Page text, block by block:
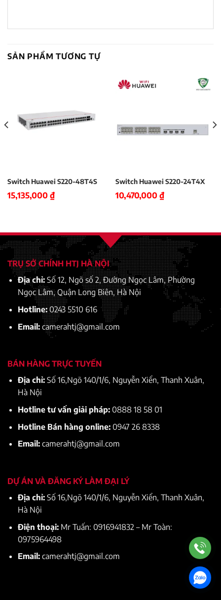
SẢN PHẨM TƯƠNG TỰ
Switch Huawei S220-48T4S
15,135,000₫
Switch Huawei S220-24T4X
10,470,000₫
TRỤ SỞ CHÍNH HTJ HÀ NỘI
Địa chỉ:Số 12, Ngõ số 2, Đường Ngọc Lâm, Phường
Ngọc Lâm, Quận Long Biên, Hà Nội
Hotline:0243 5510 616
Email:camerahtj@gmail.com
BÁN HÀNG TRỰC TUYẾN
Địa chỉ:Số 16,Ngõ 140/1/6, Nguyễn Xiển, Thanh Xuân,
Hà Nội
Hotline tư vấn giải pháp: 0888 18 58 01
Hotline Bán hàng online: 0947 26 8338
Email:camerahtj@gmail.com
DỰ ÁN VÀ ĐĂNG KÝ LÀM ĐẠI LÝ
Địa chỉ:Số 16,Ngõ 140/1/6, Nguyễn Xiển, Thanh Xuân,
Hà Nội
Điện thoại:Mr Tuấn: 0916941832 – Mr Toàn:
0975964498
Email:camerahtj@gmail.com